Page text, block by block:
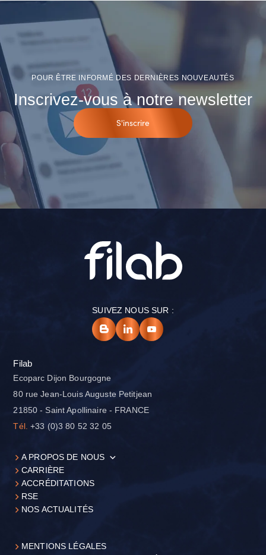
POUR ÊTRE INFORMÉ DES DERNIÈRES NOUVEAUTÉS
Inscrivez-vous à notre newsletter
S'inscrire
SUIVEZ NOUS SUR :
Filab
Ecoparc Dijon Bourgogne
80 rue Jean-Louis Auguste Petitjean
21850 - Saint Apollinaire - FRANCE
Tél. +33 (0)3 80 52 32 05
A PROPOS DE NOUS
CARRIÈRE
ACCRÉDITATIONS
RSE
NOS ACTUALITÉS
MENTIONS LÉGALES